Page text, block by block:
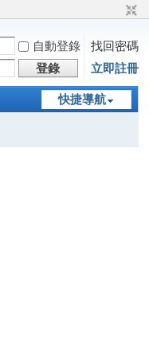
自動登錄
找回密碼
登錄 立即註冊
快捷導航